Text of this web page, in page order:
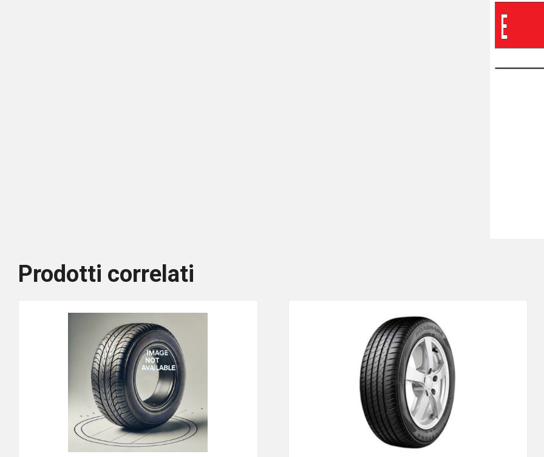
Prodotti correlati